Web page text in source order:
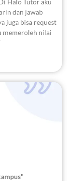
Halo Tutor aku
dan jawab
juga bisa request
memeroleh nilai